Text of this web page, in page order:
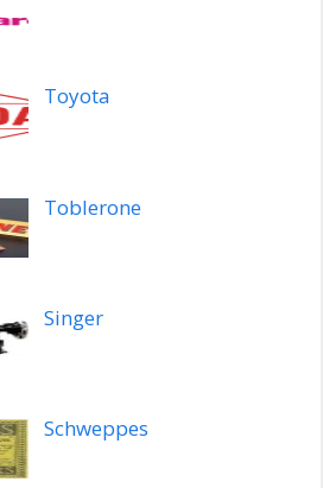
Toyota
Toblerone
Singer
Schweppes